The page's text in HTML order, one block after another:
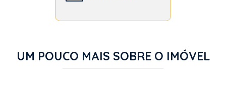
UM POUCO MAIS SOBRE O IMÓVEL